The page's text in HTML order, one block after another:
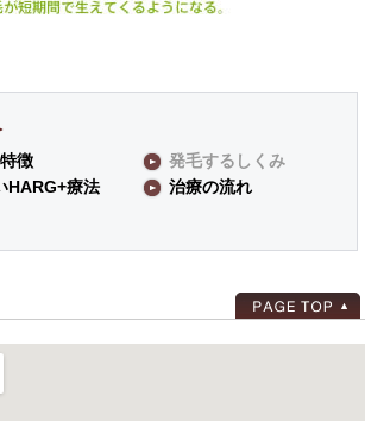
徴
HARG+療法
発毛するしくみ
治療の流れ